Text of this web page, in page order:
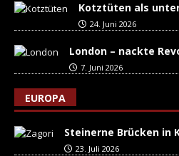
Kotztüten als
24. Juni 2026
London – nackte
7. Juni 2026
EUROPA
Steinerne Brücken in
23. Juli 2026